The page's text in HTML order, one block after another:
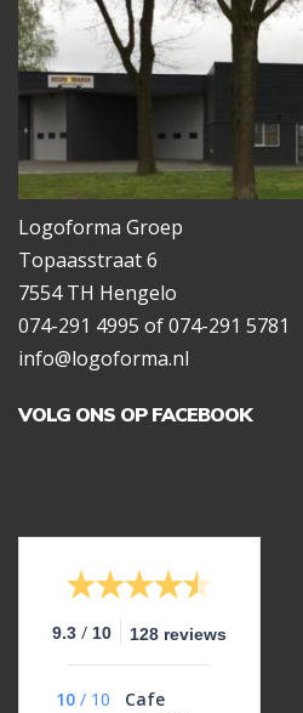
Logoforma Groep
Topaasstraat 6
7554 TH Hengelo
074-291 4995 of 074-291 5781
info@logoforma.nl
VOLG ONS OP FACEBOOK
9.3 / 10 128 reviews
10 / 10
Cafe